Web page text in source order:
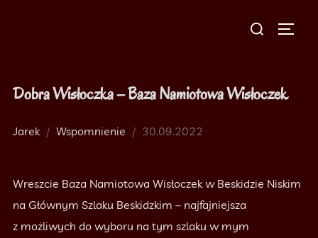
Search
Dobra Wisłoczka – Baza Namiotowa Wisłoczek
Jarek Wspomnienie
Posted
30.09.2022
Wreszcie Baza Namiotowa Wisłoczek w Beskidzie Niskim
na Głównym Szlaku Beskidzkim – najfajniejsza
z możliwych do wyboru na tym szlaku w mym